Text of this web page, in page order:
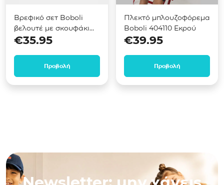
Βρεφικό σετ Boboli
βελουτέ με σκουφάκι
244055 Εκρού
€35.95
Προβολή
Πλεκτό μπλουζοφόρεμα
Boboli 404110 Εκρού
€39.95
Προβολή